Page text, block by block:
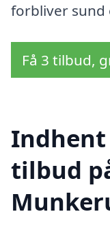
forbliver
Få 3 tilbud,
tilbud